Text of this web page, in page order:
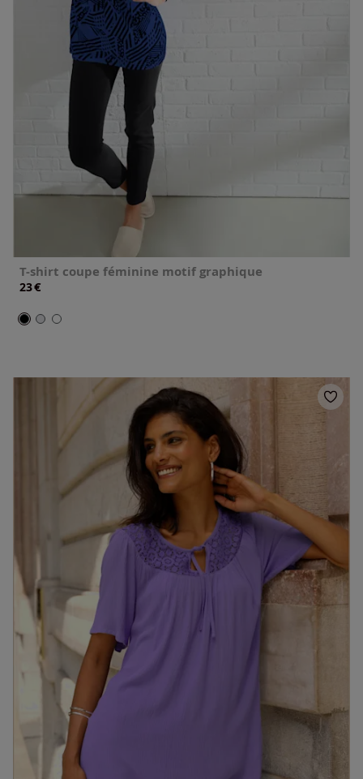
T-shirt coupe féminine motif graphique
23€